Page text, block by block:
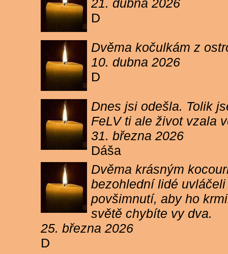
21. dubna 2026
D
Dvěma kočulkám z
10. dubna 2026
D
Dnes jsi odešla. Tolik
FeLV ti ale život vzala
31. března 2026
Dáša
Dvěma krásným
bezohlední lidé
povšimnutí, aby ho
světě chybíte vy dva.
25. března 2026
D